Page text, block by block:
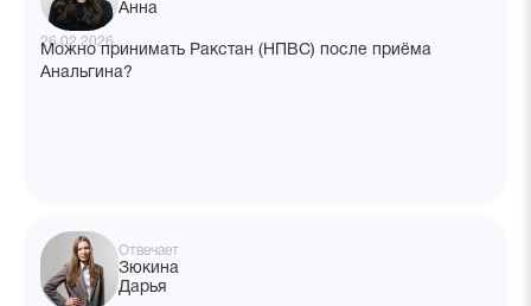
Анна
26.02.2026
Можно принимать Ракстан (НПВС) после приёма
Анальгина?
Отвечает
Зюкина
Дарья